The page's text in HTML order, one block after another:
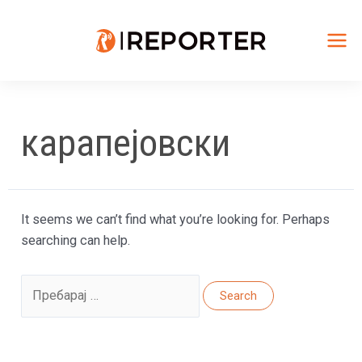
карапејовски
It seems we can’t find what you’re looking for. Perhaps
searching can help.